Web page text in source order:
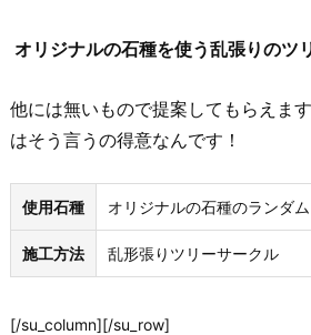
オリジナルの石種を使う乱張りのツ
他には無いもので提案してもらえま
はそう言うの得意なんです！
使用石種 オリジナルの石種のランダム
施工方法 乱形張りツリーサークル
[/su_column][/su_row]